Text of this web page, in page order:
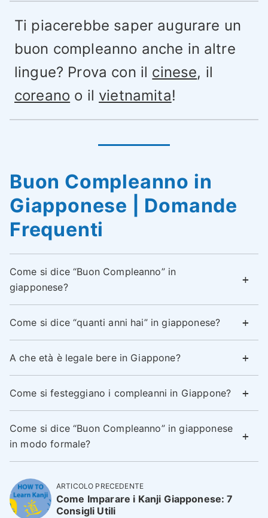
Ti piacerebbe saper augurare un
buon compleanno anche in altre
lingue? Prova con il cinese, il
coreano o il vietnamita!
Buon Compleanno in
Giapponese | Domande
Frequenti
Come si dice “Buon Compleanno” in
giapponese?
Come si dice “quanti anni hai” in giapponese?
A che età è legale bere in Giappone?
Come si festeggiano i compleanni in Giappone?
Come si dice “Buon Compleanno” in giapponese
in modo formale?
ARTICOLO PRECEDENTE
Come Imparare i Kanji Giapponese: 7
Consigli Utili